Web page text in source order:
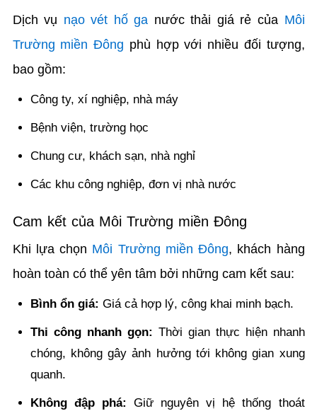
Dịch vụ nạo vét hố ga nước thải giá rẻ của Môi
Trường miền Đông phù hợp với nhiều đối tượng,
bao gồm:
Công ty, xí nghiệp, nhà máy
Bệnh viện, trường học
Chung cư, khách sạn, nhà nghỉ
Các khu công nghiệp, đơn vị nhà nước
Cam kết của Môi Trường miền Đông
Khi lựa chọn Môi Trường miền Đông, khách hàng
hoàn toàn có thể yên tâm bởi những cam kết sau:
Bình ổn giá: Giá cả hợp lý, công khai minh bạch.
Thi công nhanh gọn: Thời gian thực hiện nhanh
chóng, không gây ảnh hưởng tới không gian xung
quanh.
Không đập phá: Giữ nguyên vị hệ thống thoát